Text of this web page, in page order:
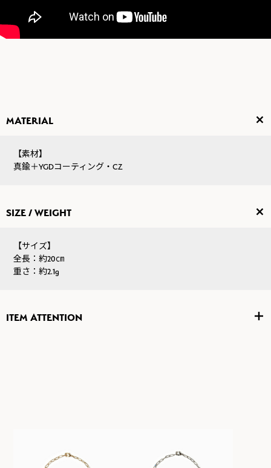
MATERIAL
【素材】
真鍮＋YGDコーティング・CZ
SIZE / WEIGHT
【サイズ】
全長：約20㎝
重さ：約2.1g
ITEM ATTENTION